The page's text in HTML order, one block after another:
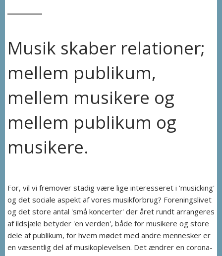
Musik skaber relationer;
mellem publikum,
mellem musikere og
mellem publikum og
musikere.
For, vil vi fremover stadig være lige interesseret i 'musicking'
og det sociale aspekt af vores musikforbrug? Foreningslivet
og det store antal 'små koncerter' der året rundt arrangeres
af ildsjæle betyder 'en verden', både for musikere og store
dele af publikum, for hvem mødet med andre mennesker er
en væsentlig del af musikoplevelsen. Det ændrer en corona-